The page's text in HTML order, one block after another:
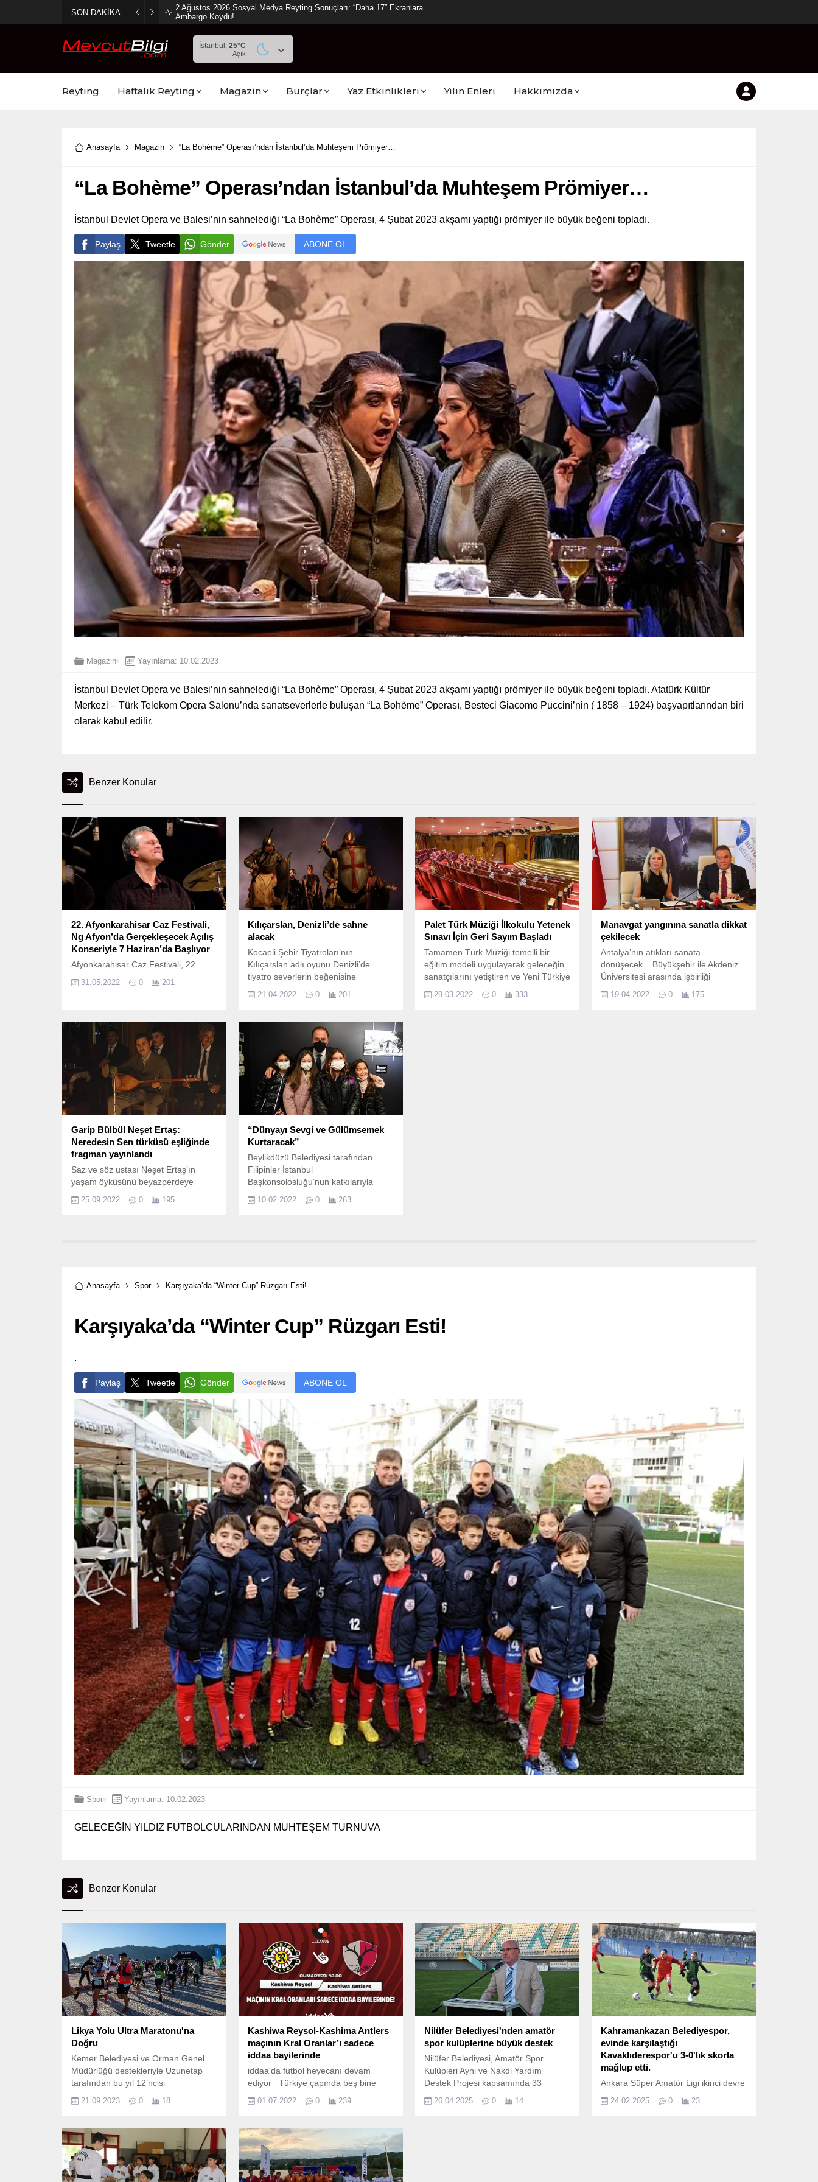
SON DAKİKA
2 Ağustos 2026 Sosyal Medya Reyting Sonuçları: “Daha 17” Ekranlara
Ambargo Koydu!
İstanbul, 25°C
Açık
Reyting Haftalık Reyting Magazin Burçlar Yaz Etkinlikleri Yılın Enleri Hakkımızda
Anasayfa Magazin “La Bohème” Operası’ndan İstanbul’da Muhteşem Prömiyer…
“La Bohème” Operası’ndan İstanbul’da Muhteşem Prömiyer…
İstanbul Devlet Opera ve Balesi’nin sahnelediği “La Bohème” Operası, 4 Şubat 2023 akşamı yaptığı prömiyer ile büyük beğeni topladı.
Paylaş Tweetle Gönder ABONE OL
Magazin Yayınlama: 10.02.2023
İstanbul Devlet Opera ve Balesi’nin sahnelediği “La Bohème” Operası, 4 Şubat 2023 akşamı yaptığı prömiyer ile büyük beğeni topladı. Atatürk Kültür
Merkezi – Türk Telekom Opera Salonu’nda sanatseverlerle buluşan “La Bohème” Operası, Besteci Giacomo Puccini’nin ( 1858 – 1924) başyapıtlarından biri
olarak kabul edilir.
Benzer Konular
22. Afyonkarahisar Caz Festivali,
Ng Afyon’da Gerçekleşecek Açılış
Konseriyle 7 Haziran’da Başlıyor
Afyonkarahisar Caz Festivali, 22.
31.05.2022 0 201
Kılıçarslan, Denizli’de sahne
alacak
Kocaeli Şehir Tiyatroları’nın
Kılıçarslan adlı oyunu Denizli’de
tiyatro severlerin beğenisine
21.04.2022 0 201
Palet Türk Müziği İlkokulu Yetenek
Sınavı İçin Geri Sayım Başladı
Tamamen Türk Müziği temelli bir
eğitim modeli uygulayarak geleceğin
sanatçılarını yetiştiren ve Yeni Türkiye
hizmet veren Palet Türk Müziği
29.03.2022 0 333
Manavgat yangınına sanatla dikkat
çekilecek
Antalya’nın atıkları sanata
dönüşecek Büyükşehir ile Akdeniz
Üniversitesi arasında işbirliği
Belediye Başkanı Muhittin Böcek,
19.04.2022 0 175
Garip Bülbül Neşet Ertaş:
Neredesin Sen türküsü eşliğinde
fragman yayınlandı
Saz ve söz ustası Neşet Ertaş’ın
yaşam öyküsünü beyazperdeye
Neşet Ertaş” filminden yeni fragman
25.09.2022 0 195
“Dünyayı Sevgi ve Gülümsemek
Kurtaracak”
Beylikdüzü Belediyesi tarafından
Filipinler İstanbul
Başkonsolosluğu’nun katkılarıyla
adlı uluslararası fotoğraf sergisi
10.02.2022 0 263
Anasayfa Spor Karşıyaka’da “Winter Cup” Rüzgarı Esti!
Karşıyaka’da “Winter Cup” Rüzgarı Esti!
.
Paylaş Tweetle Gönder ABONE OL
Spor Yayınlama: 10.02.2023
GELECEĞİN YILDIZ FUTBOLCULARINDAN MUHTEŞEM TURNUVA
Benzer Konular
Likya Yolu Ultra Maratonu'na
Doğru
Kemer Belediyesi ve Orman Genel
Müdürlüğü destekleriyle Uzunetap
tarafından bu yıl 12’ncisi
Maratonu (LYUM) yarışları, 23 Eylül
21.09.2023 0 18
Kashiwa Reysol-Kashima Antlers
maçının Kral Oranlar’ı sadece
iddaa bayilerinde
iddaa’da futbol heyecanı devam
ediyor Türkiye çapında beş bine
01.07.2022 0 239
Nilüfer Belediyesi'nden amatör
spor kulüplerine büyük destek
Nilüfer Belediyesi, Amatör Spor
Kulüpleri Ayni ve Nakdi Yardım
Destek Projesi kapsamında 33
milyon 100 bin TL değerinde ayni ve
26.04.2025 0 14
Kahramankazan Belediyespor,
evinde karşılaştığı
Kavaklıderespor'u 3-0'lık skorla
mağlup etti.
Ankara Süper Amatör Ligi ikinci devre
gerçekleşti.
24.02.2025 0 23